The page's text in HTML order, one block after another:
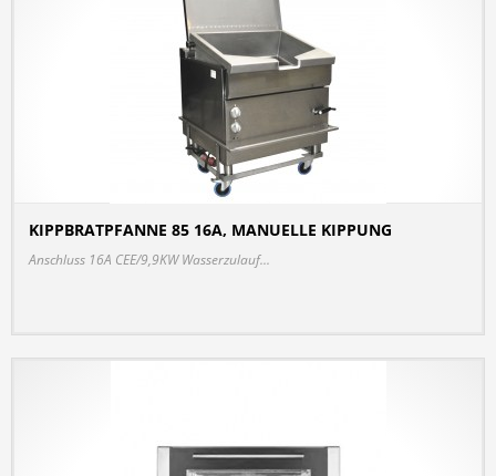
KIPPBRATPFANNE 85 16A, MANUELLE KIPPUNG
Anschluss 16A CEE/9,9KW Wasserzulauf...